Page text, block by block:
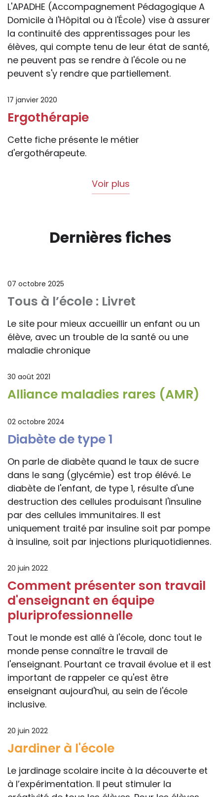
L'APADHE (Accompagnement Pédagogique A
Domicile à l'Hôpital ou à l'École) vise à assurer
la continuité des apprentissages pour les
élèves, qui compte tenu de leur état de santé,
ne peuvent pas se rendre à l'école ou ne
peuvent s'y rendre que partiellement.
17 janvier 2020
Ergothérapie
Cette fiche présente le métier
d'ergothérapeute.
Voir plus
Dernières fiches
07 octobre 2025
Tous à l’école : Livret
Le site pour mieux accueillir un enfant ou un
élève, avec un trouble de la santé ou une
maladie chronique
30 août 2021
Alliance maladies rares (AMR)
02 octobre 2024
Diabète de type 1
On parle de diabète quand le taux de sucre
dans le sang (glycémie) est trop élévé. Le
diabète de l'enfant, de type 1, résulte d'une
destruction des cellules produisant l'insuline
par des cellules immunitaires. Il est
uniquement traité par insuline soit par pompe
à insuline, soit par injections pluriquotidiennes.
20 juin 2022
Comment présenter son travail
d'enseignant en équipe
pluriprofessionnelle
Tout le monde est allé à l'école, donc tout le
monde pense connaître le travail de
l'enseignant. Pourtant ce travail évolue et il est
important de rappeler ce qu'est être
enseignant aujourd'hui, au sein de l'école
inclusive.
20 juin 2022
Jardiner à l'école
Le jardinage scolaire incite à la découverte et
à l’expérimentation. Il peut stimuler la